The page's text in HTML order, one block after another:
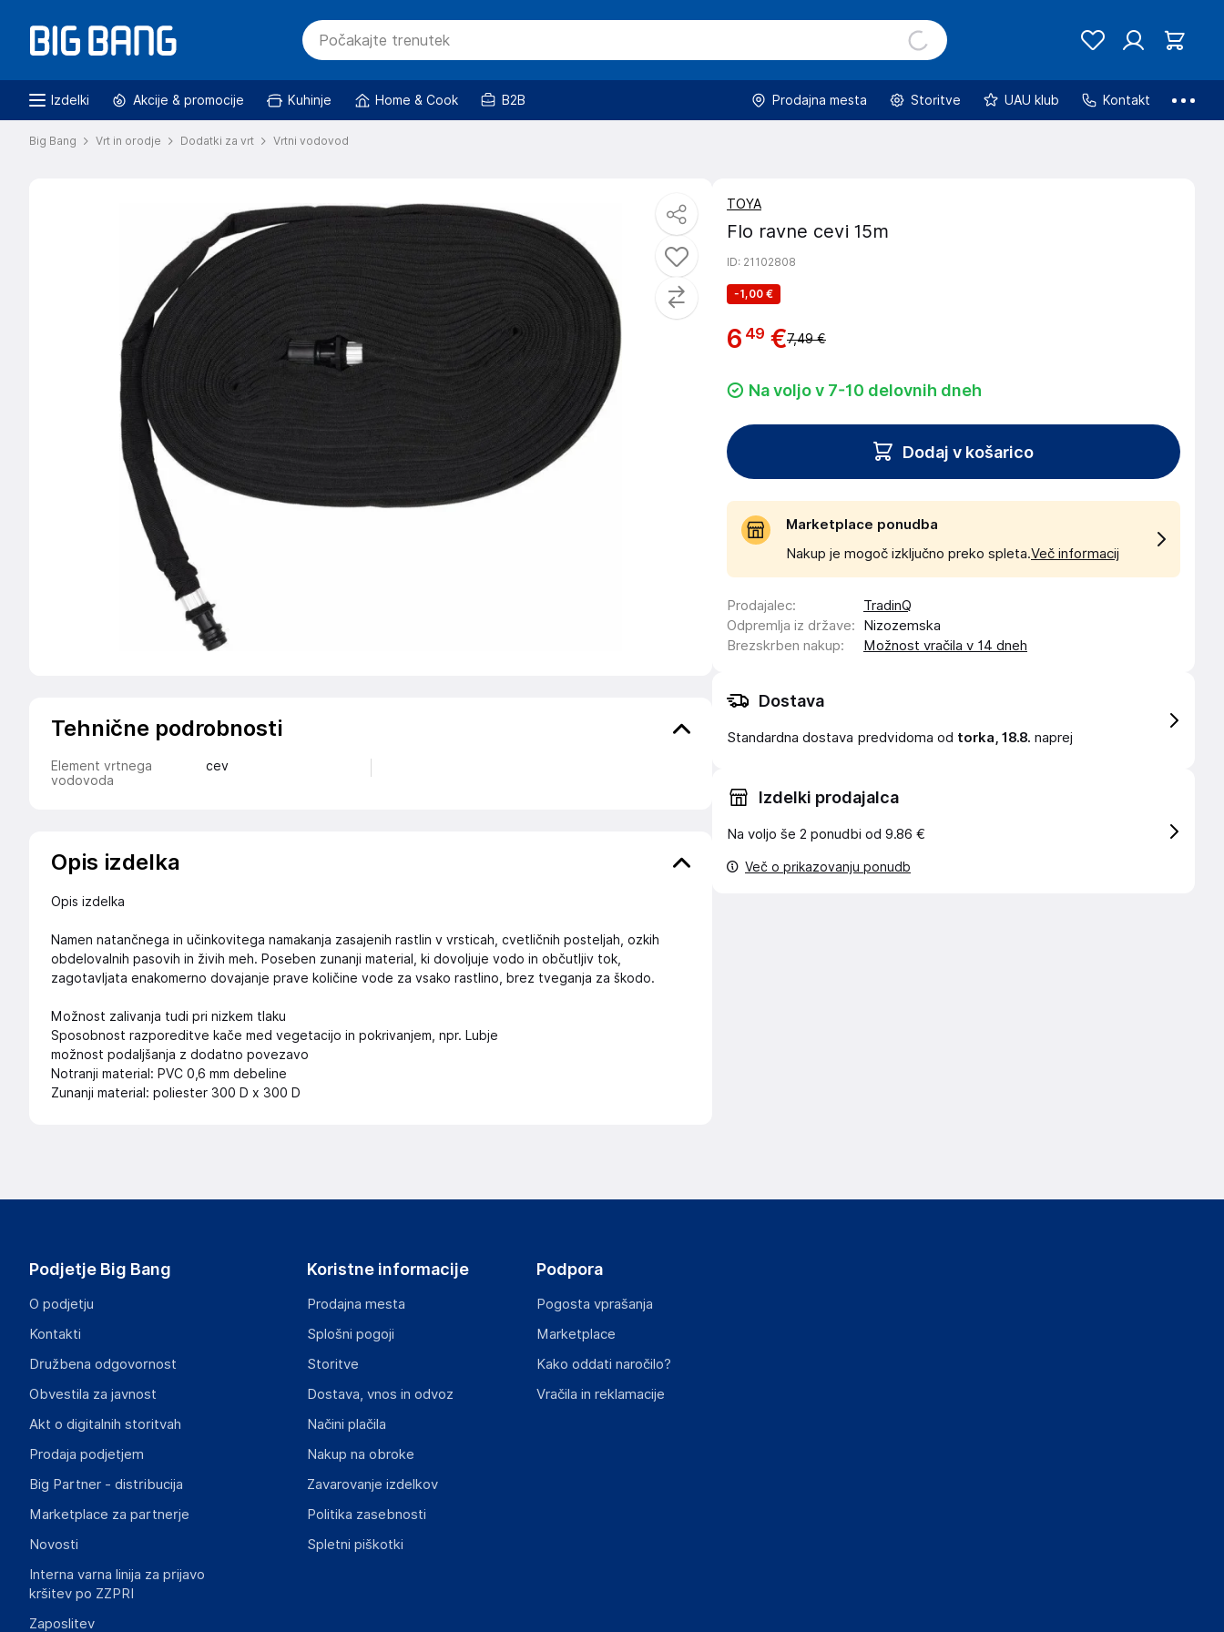
Izdelki Akcije & promocije Kuhinje Home & Cook B2B Prodajna mesta Storitve UAU klub Kontakt
Big Bang Vrt in orodje Dodatki za vrt Vrtni vodovod
Tehnične podrobnosti
Element vrtnega
vodovoda
cev
Opis izdelka
Opis izdelka
Namen natančnega in učinkovitega namakanja zasajenih rastlin v vrsticah, cvetličnih posteljah, ozkih
obdelovalnih pasovih in živih meh. Poseben zunanji material, ki dovoljuje vodo in občutljiv tok,
zagotavljata enakomerno dovajanje prave količine vode za vsako rastlino, brez tveganja za škodo.
Možnost zalivanja tudi pri nizkem tlaku
Sposobnost razporeditve kače med vegetacijo in pokrivanjem, npr. Lubje
možnost podaljšanja z dodatno povezavo
Notranji material: PVC 0,6 mm debeline
Zunanji material: poliester 300 D x 300 D
TOYA
Flo ravne cevi 15m
ID: 21102808
-1,00 €
6 49 €7,49 €
Na voljo v 7-10 delovnih dneh
Dodaj v košarico
Marketplace ponudba
Nakup je mogoč izključno preko spleta.Več informacij
Prodajalec:
TradinQ
Odpremlja iz države:
Nizozemska
Brezskrben nakup: Možnost vračila v 14 dneh
Dostava
Standardna dostava predvidoma od torka, 18.8. naprej
Izdelki prodajalca
Na voljo še 2 ponudbi od 9.86 €
Več o prikazovanju ponudb
Podjetje Big Bang
O podjetju
Kontakti
Družbena odgovornost
Obvestila za javnost
Akt o digitalnih storitvah
Prodaja podjetjem
Big Partner - distribucija
Marketplace za partnerje
Novosti
Interna varna linija za prijavo
kršitev po ZZPRI
Zaposlitev
Koristne informacije
Prodajna mesta
Splošni pogoji
Storitve
Dostava, vnos in odvoz
Načini plačila
Nakup na obroke
Zavarovanje izdelkov
Politika zasebnosti
Spletni piškotki
Podpora
Pogosta vprašanja
Marketplace
Kako oddati naročilo?
Vračila in reklamacije